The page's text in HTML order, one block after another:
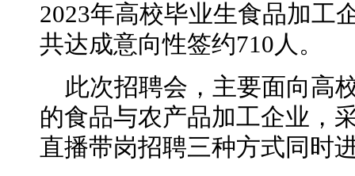
2023年高校毕业生食品加工
共达成意向性签约710人。
此次招聘会，主要面向高
的食品与农产品加工企业，
直播带岗招聘三种方式同时